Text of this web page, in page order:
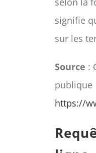
signifie
sur les
Source :
publique
https://